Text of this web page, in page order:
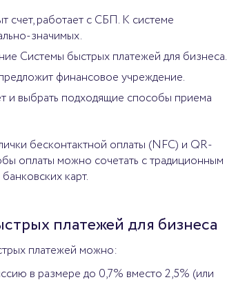
счет, работает с СБП. К системе
значимых.
Системы быстрых платежей для бизнеса.
финансовое учреждение.
и выбрать подходящие способы приема
бесконтактной оплаты (NFC) и QR-
оплаты можно сочетать с традиционным
карт.
платежей для бизнеса
платежей можно:
в размере до 0,7% вместо 2,5% (или